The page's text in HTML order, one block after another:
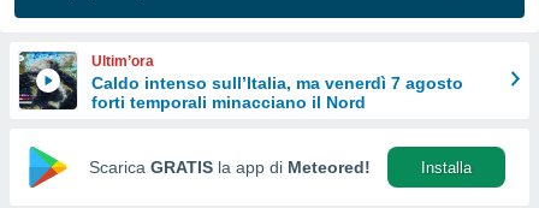
di
Web
Ultim’ora
Caldo intenso sull’Italia, ma venerdì 7 agosto
forti temporali minacciano il Nord
Scarica GRATIS la app di Meteored! Installa